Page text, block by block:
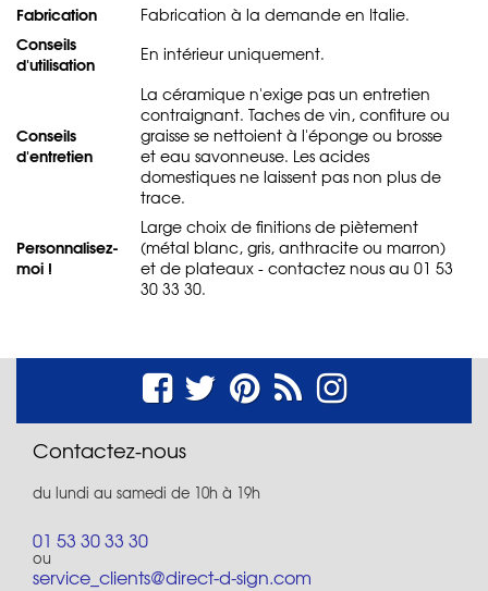
Fabrication Fabrication à la demande en Italie.
Conseils
d'utilisation
En intérieur uniquement.
Conseils
d'entretien
La céramique n'exige pas un entretien
contraignant. Taches de vin, confiture ou
graisse se nettoient à l'éponge ou brosse
et eau savonneuse. Les acides
domestiques ne laissent pas non plus de
trace.
Personnalisez-
moi !
Large choix de finitions de piètement
(métal blanc, gris, anthracite ou marron)
et de plateaux - contactez nous au 01 53
30 33 30.
Contactez-nous
du lundi au samedi de 10h à 19h
01 53 30 33 30
ou
service_clients@direct-d-sign.com